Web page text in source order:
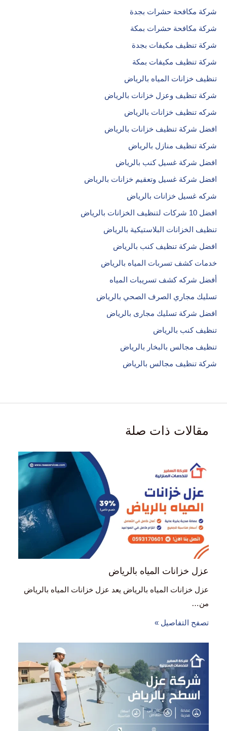
شركة مكافحة حشرات بجدة
شركة مكافحة حشرات بمكة
شركة تنظيف مكيفات بجدة
شركة تنظيف مكيفات بمكة
تنظيف خزانات المياه بالرياض
شركة تنظيف وعزل خزانات بالرياض
شركه تنظيف خزانات بالرياض
افضل شركة تنظيف خزانات بالرياض
شركة تنظيف منازل بالرياض
افضل شركة غسيل كنب بالرياض
افضل شركة غسيل وتعقيم خزانات بالرياض
شركه غسيل خزانات بالرياض
افضل 10 شركات لتنظيف الخزانات بالرياض
تنظيف الخزانات البلاستيكية بالرياض
افضل شركة تنظيف كنب بالرياض
خدمات كشف تسربات المياه بالرياض
أفضل شركه كشف تسريبات المياه
تسليك مجاري الصرف الصحي بالرياض
افضل شركة تسليك مجارى بالرياض
تنظيف كنب بالرياض
تنظيف مجالس بالبخار بالرياض
شركة تنظيف مجالس بالرياض
مقالات ذات صلة
عزل خزانات المياه بالرياض
عزل خزانات المياه بالرياض يعد عزل خزانات المياه بالرياض
من…
تصفح التفاصيل »